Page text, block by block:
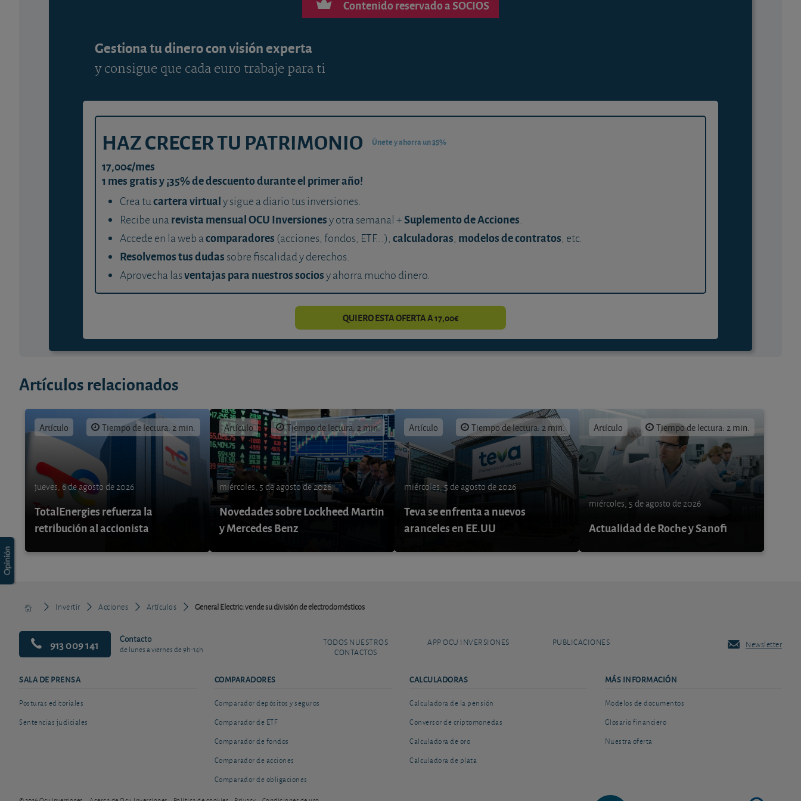
Contenido reservado a SOCIOS
Gestiona tu dinero con visión experta
y consigue que cada euro trabaje para ti
HAZ CRECER TU PATRIMONIO Únete y ahorra un 35%
17,00€/mes
1 mes gratis y ¡35% de descuento durante el primer año!
Crea tucartera virtualy sigue a diario tus inversiones.
Recibe unarevista mensual OCU Inversionesy otra semanal +Suplemento de Acciones.
Accede en la web acomparadores (acciones, fondos, ETF...), calculadoras, modelos de contratos, etc.
Resolvemos tus dudas sobre fiscalidad y derechos.
Aprovecha lasventajas para nuestros sociosy ahorra mucho dinero.
QUIERO ESTA OFERTA A 17,00€
Artículos relacionados
Artículo Tiempo de lectura: 2 min.
jueves, 6 de agosto de 2026
TotalEnergies refuerza la
retribución al accionista
Artículo Tiempo de lectura: 2 min.
miércoles, 5 de agosto de 2026
Novedades sobre Lockheed Martin
y Mercedes Benz
Artículo Tiempo de lectura: 2 min.
miércoles, 5 de agosto de 2026
Teva se enfrenta a nuevos
aranceles en EE.UU
Artículo Tiempo de lectura: 2 min.
miércoles, 5 de agosto de 2026
Actualidad de Roche y Sanofi
Invertir Acciones Artículos General Electric: vende su división de electrodomésticos
913 009 141 Contacto
de lunes a viernes de 9h-14h
TODOS NUESTROS
CONTACTOS
APP OCU INVERSIONES PUBLICACIONES Newsletter
SALA DE PRENSA
Posturas editoriales
Sentencias judiciales
COMPARADORES
Comparador depósitos y seguros
Comparador de ETF
Comparador de fondos
Comparador de acciones
Comparador de obligaciones
CALCULADORAS
Calculadora de la pensión
Conversor de criptomonedas
Calculadora de oro
Calculadora de plata
MÁS INFORMACIÓN
Modelos de documentos
Glosario financiero
Nuestra oferta